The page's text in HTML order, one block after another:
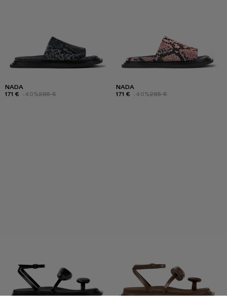
NADA
171 € -40%285 €
NADA
171 € -40%285 €